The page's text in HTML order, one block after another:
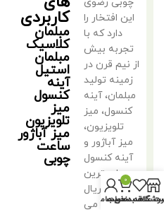
این افتخار را
دارد که با
تجربه بیش
از نیم قرن در
زمینه تولید
مبلمان، آینه
کنسول، میز
تلویزیون،
میز آباژور و
آینه کنسول
با بهترین
متریال
فعالیت می
کاربردی
مبلمان
کلاسیک
مبلمان
استیل
آینه
کنسول
میز
تلویزیون
میز آباژور
ساعت
چوبی
علاقه مندی ها
0
سبد خرید
حساب من